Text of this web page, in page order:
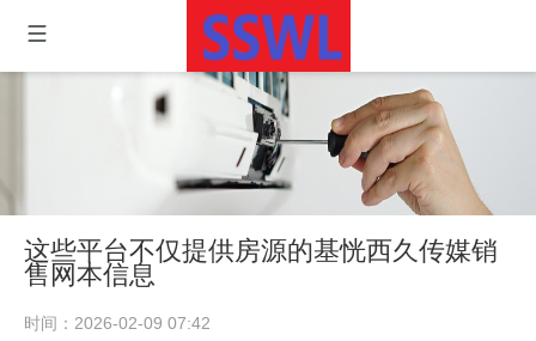
这些平台不仅提供房源的基恍西久传媒销
售网本信息
时间：2026-02-09 07:42